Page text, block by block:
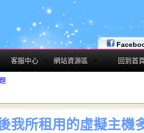
客服中心 網站資源區 回到首
我所租用的虛擬主機